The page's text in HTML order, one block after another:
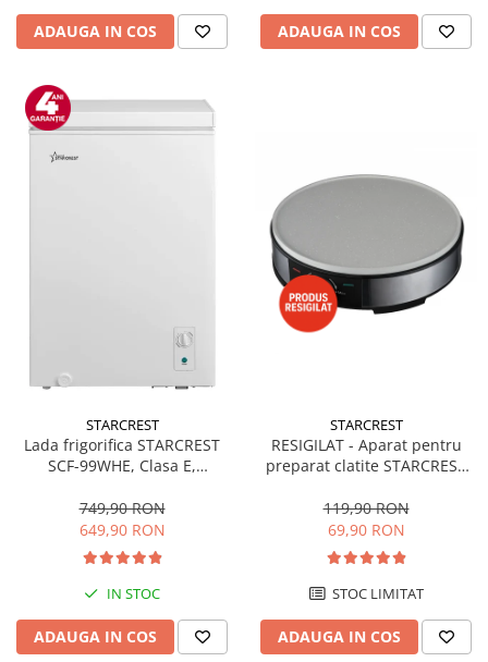
ADAUGA IN COS ADAUGA IN COS
STARCREST
Lada frigorifica STARCREST
SCF-99WHE, Clasa E,
convertibil - functie frigider,
Termostat reglabil, Alb
749,90 RON
649,90 RON
IN STOC
ADAUGA IN COS
STARCREST
RESIGILAT - Aparat pentru
preparat clatite STARCREST
invelis ceramic antiaderent,
30 cm, Inox / Negru
119,90 RON
69,90 RON
STOC LIMITAT
ADAUGA IN COS